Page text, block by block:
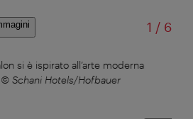
1 /di
6
si è ispirato all’arte moderna
© Schani Hotels/Hofbauer